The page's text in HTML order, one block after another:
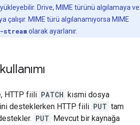
Drive, MIME türünü algılamaya ve
MIME türü algılanamıyorsa MIME
olarak ayarlanır.
kullanımı
HTTP fiili PATCH kısmi dosya
desteklerken HTTP fiili PUT tam
PUT Mevcut bir kaynağa